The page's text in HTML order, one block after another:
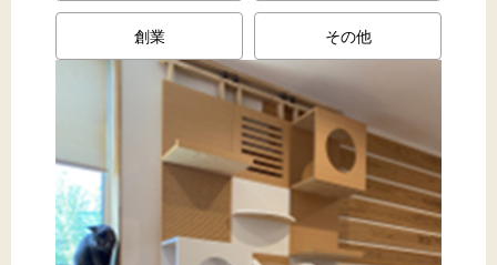
創業 その他